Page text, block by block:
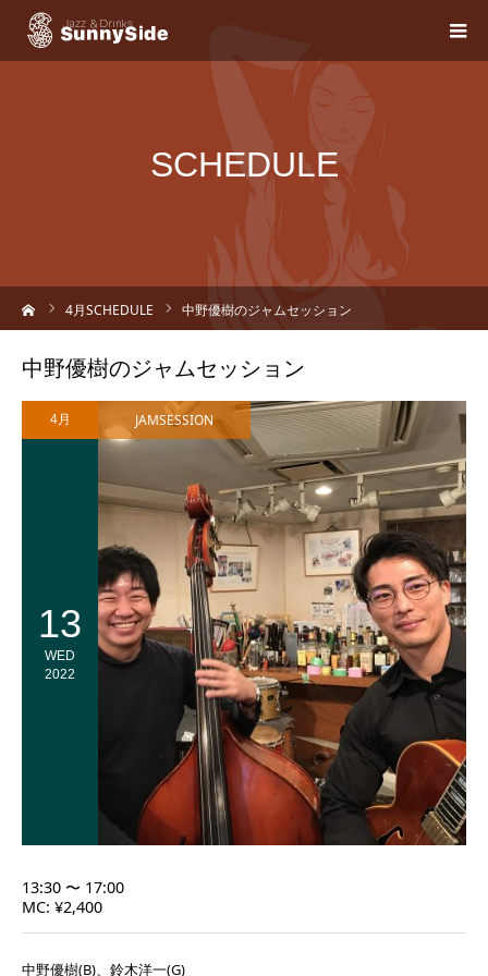
SCHEDULE
4月SCHEDULE 中野優樹のジャムセッション
中野優樹のジャムセッション
4月
13
WED
2022
JAMSESSION
13:30 〜 17:00
MC: ¥2,400
中野優樹(B)、鈴木洋一(G)